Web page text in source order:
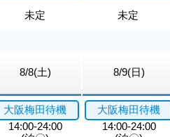
未定 未定
8/8(土) 8/9(日)
大阪梅田待機
14:00-24:00
大阪梅田待機
14:00-24:00